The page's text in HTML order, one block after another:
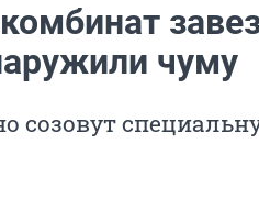
чуму
созовут